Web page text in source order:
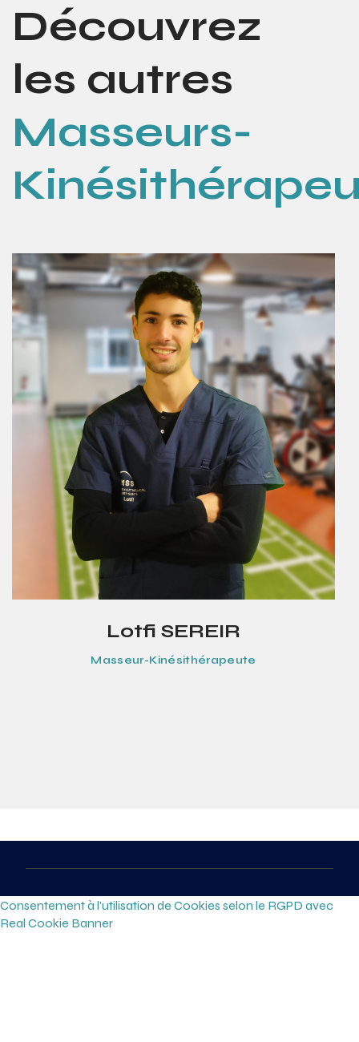
Découvrez
les autres
Masseurs-
Lotfi SEREIR
Masseur-Kinésithérapeute
Consentement à l'utilisation de Cookies selon le RGPD avec
Real Cookie Banner